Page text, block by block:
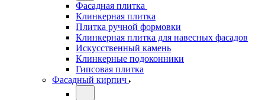
Фасадная плитка
Клинкерная плитка
Плитка ручной формовки
Клинкерная плитка для навесных фасадов
Искусственный камень
Клинкерные подоконники
Гипсовая плитка
Фасадный кирпич